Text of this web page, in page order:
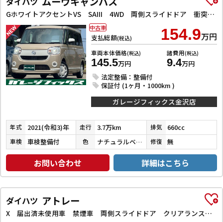
GホワイトアクセントVS SAIII 4WD 両側スライドドア 衝突被害軽減システム LEDヘッドランプ スマートキー CVT 盗難防止システム ABS ESC 衝突安全ボディ エアコン パワーステアリング パワーウィンドウ
支払総額(税込) 154.9万円
車両本体価格(税込)
145.5万円
諸費用(税込)
9.4万円
法定整備：整備付
保証付 (1ヶ月・1000km )
中古車
ガレージフィックス金沢店
年式 2021(令和3)年 走行 3.7万km 排気 660cc
車検 車検整備付 色 ナチュラルベージュマイカメタリック 修復 無
お問い合わせ 詳細はこちら
ダイハツ アトレー
X 届出済未使用車 禁煙車 両側スライドドア クリアランスソナー 衝突被害軽減システム オートライト スマートキー アイドリングストップ 電動格納ミラー CVT ABS ESC エアコン